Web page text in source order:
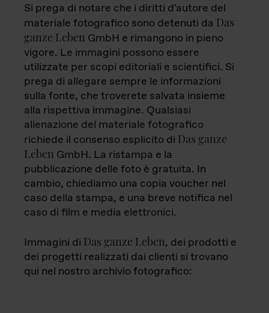
Si prega di notare che i diritti d'autore del
materiale fotografico sono detenuti da Das
ganze Leben GmbH e rimangono in pieno
vigore. Le immagini possono essere
utilizzate per scopi editoriali e scientifici. Si
prega di allegare sempre le informazioni
sulla fonte, che troverete salvata insieme
alla rispettiva immagine. Qualsiasi
alienazione del materiale fotografico
richiede il consenso esplicito di Das ganze
Leben GmbH. La ristampa e la
pubblicazione delle foto è gratuita. In
cambio, chiediamo una copia voucher nel
caso della stampa, e una breve notifica nel
caso di film e media elettronici.
Immagini di Das ganze Leben, dei prodotti e
dei progetti realizzati dai clienti si trovano
qui nel nostro archivio fotografico: